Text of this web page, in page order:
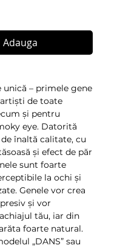
Adauga
unică – primele gene
de toate
și pentru
eye. Datorită
înaltă calitate, cu
și efect de păr
sunt foarte
la ochi și
Genele vor crea
și vor
tău, iar din
foarte natural.
„DANS” sau